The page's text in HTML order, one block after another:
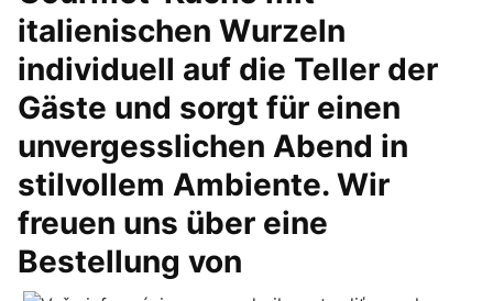
italienischen Wurzeln
individuell auf die Teller der
Gäste und sorgt für einen
unvergesslichen Abend in
stilvollem Ambiente. Wir
freuen uns über eine
Bestellung von